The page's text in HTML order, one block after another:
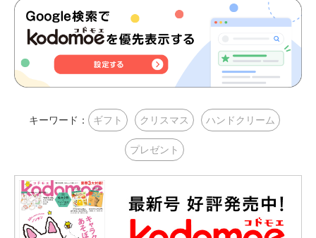
キーワード： ギフト クリスマス ハンドクリーム
プレゼント